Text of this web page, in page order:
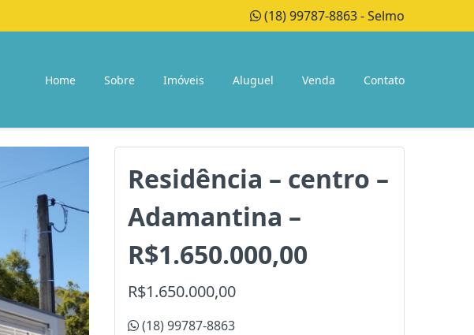
(18) 99787-8863 - Selmo
Home Sobre Imóveis Aluguel Venda Contato
Residência – centro –
Adamantina –
R$1.650.000,00
R$1.650.000,00
(18) 99787-8863